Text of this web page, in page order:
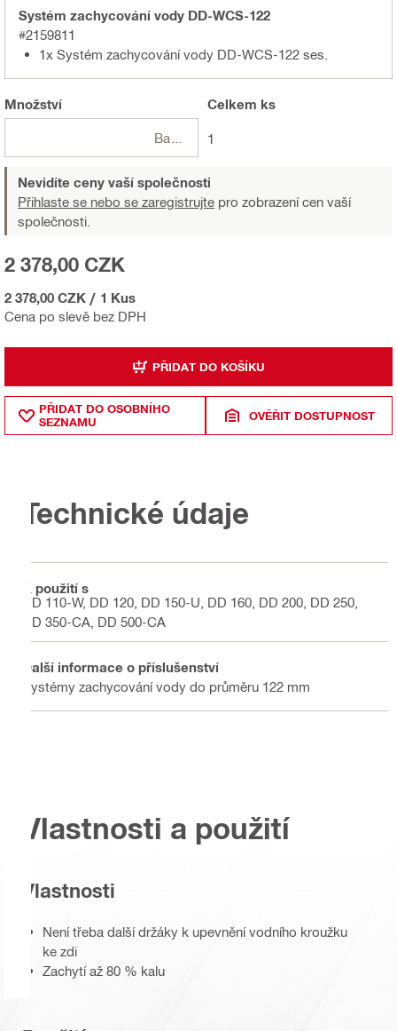
Systém zachycování vody DD-WCS-122
#2159811
1x Systém zachycování vody DD-WCS-122 ses.
Množství Celkem ks
1
Nevidíte ceny vaší společnosti
Přihlaste se nebo se zaregistrujte pro zobrazení cen vaší
společnosti.
Cena po slevě bez DPH
2 378,00 CZK
2 378,00 CZK / 1 Kus
PŘIDAT DO KOŠÍKU
PŘIDAT DO OSOBNÍHO
SEZNAMU
OVĚŘIT DOSTUPNOST
Technické údaje
K použití s
DD 110-W, DD 120, DD 150-U, DD 160, DD 200, DD 250,
DD 350-CA, DD 500-CA
Další informace o příslušenství
Systémy zachycování vody do průměru 122 mm
Vlastnosti a použití
Vlastnosti
Není třeba další držáky k upevnění vodního kroužku
ke zdi
Zachytí až 80 % kalu